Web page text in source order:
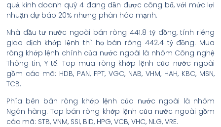
quả kinh doanh quý 4 đang dần được công bố, với mức lợi
nhuận dự báo 20% nhưng phân hóa mạnh.
Nhà đầu tư nước ngoài bán ròng 441.8 tỷ đồng, tính riêng
giao dịch khớp lệnh thì họ bán ròng 442.4 tỷ đồng. Mua
ròng khớp lệnh chính của nước ngoài là nhóm Công nghệ
Thông tin, Y tế. Top mua ròng khớp lệnh của nước ngoài
gồm các mã: HDB, PAN, FPT, VGC, NAB, VHM, HAH, KBC, MSN,
TCB.
Phía bên bán ròng khớp lệnh của nước ngoài là nhóm
Ngân hàng. Top bán ròng khớp lệnh của nước ngoài gồm
các mã: STB, VNM, SSI, BID, HPG, VCB, VHC, NLG, VRE.